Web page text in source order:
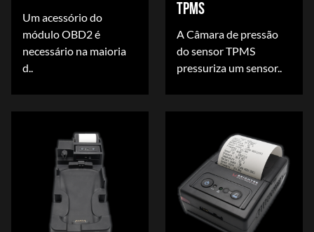
Um acessório do
módulo OBD2 é
necessário na maioria
d..
TPMS
A Câmara de pressão
do sensor TPMS
pressuriza um sensor..